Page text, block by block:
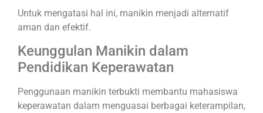
Untuk mengatasi hal ini, manikin menjadi alternatif
aman dan efektif.
Keunggulan Manikin dalam
Pendidikan Keperawatan
Penggunaan manikin terbukti membantu mahasiswa
keperawatan dalam menguasai berbagai keterampilan,